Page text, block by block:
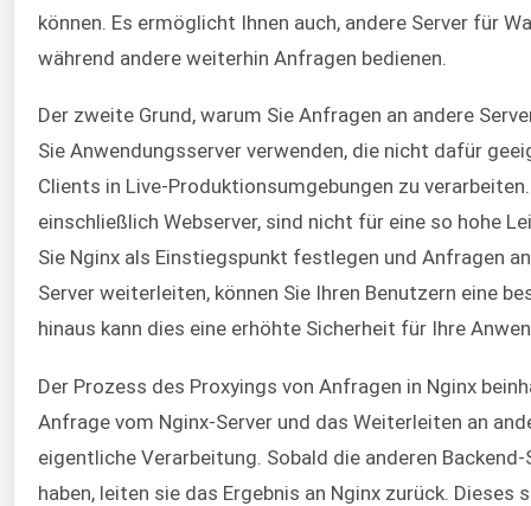
können. Es ermöglicht Ihnen auch, andere Server für
während andere weiterhin Anfragen bedienen.
Der zweite Grund, warum Sie Anfragen an andere
Sie Anwendungsserver verwenden, die nicht dafür
Clients in Live-Produktionsumgebungen zu
einschließlich Webserver, sind nicht für eine so hohe
Sie Nginx als Einstiegspunkt festlegen und Anfragen
Server weiterleiten, können Sie Ihren Benutzern eine
hinaus kann dies eine erhöhte Sicherheit für Ihre
Der Prozess des Proxyings von Anfragen in Nginx
Anfrage vom Nginx-Server und das Weiterleiten an
eigentliche Verarbeitung. Sobald die anderen
haben, leiten sie das Ergebnis an Nginx zurück. Dieses